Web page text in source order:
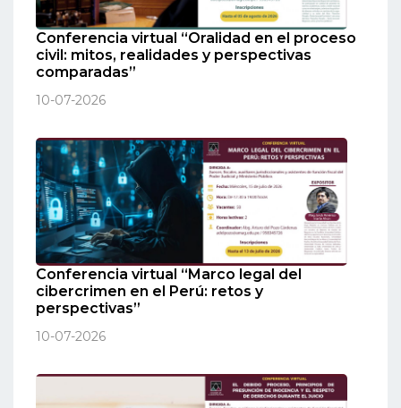
Conferencia virtual “Oralidad en el proceso
civil: mitos, realidades y perspectivas
comparadas”
10-07-2026
Conferencia virtual “Marco legal del
cibercrimen en el Perú: retos y
perspectivas”
10-07-2026